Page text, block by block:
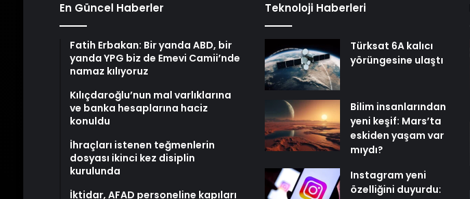
En Güncel Haberler
Fatih Erbakan: Bir yanda ABD, bir
yanda YPG biz de Emevi Camii’nde
namaz kılıyoruz
Kılıçdaroğlu’nun mal varlıklarına
ve banka hesaplarına haciz
konuldu
İhraçları istenen teğmenlerin
dosyası ikinci kez disiplin
kurulunda
İktidar, AFAD personeline kapıları
Teknoloji Haberleri
Türksat 6A kalıcı
yörüngesine ulaştı
Bilim insanlarından
yeni keşif: Mars’ta
eskiden yaşam var
mıydı?
Instagram yeni
özelliğini duyurdu: